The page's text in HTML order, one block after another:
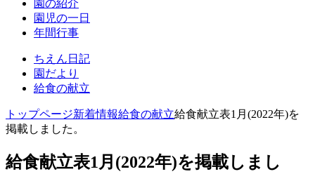
園の紹介
園児の一日
年間行事
ちえん日記
園だより
給食の献立
トップページ新着情報給食の献立給食献立表1月(2022年)を
掲載しました。
給食献立表1月(2022年)を掲載しまし